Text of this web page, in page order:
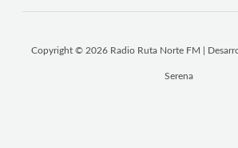
Copyright © 2026 Radio Ruta Norte FM |
Serena